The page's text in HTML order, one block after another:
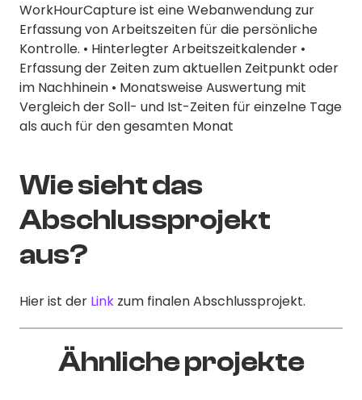
WorkHourCapture ist eine Webanwendung zur
Erfassung von Arbeitszeiten für die persönliche
Kontrolle. • Hinterlegter Arbeitszeitkalender •
Erfassung der Zeiten zum aktuellen Zeitpunkt oder
im Nachhinein • Monatsweise Auswertung mit
Vergleich der Soll- und Ist-Zeiten für einzelne Tage
als auch für den gesamten Monat
Wie sieht das
Abschlussprojekt
aus?
Hier ist der Link zum finalen Abschlussprojekt.
Ähnliche projekte